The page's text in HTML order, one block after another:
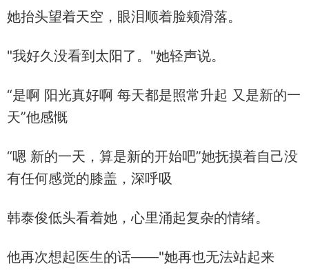
她抬头望着天空，眼泪顺着脸颊滑落。
"我好久没看到太阳了。"她轻声说。
“是啊 阳光真好啊 每天都是照常升起 又是新的一
天”他感慨
“嗯 新的一天，算是新的开始吧”她抚摸着自己没
有任何感觉的膝盖，深呼吸
韩泰俊低头看着她，心里涌起复杂的情绪。
他再次想起医生的话——"她再也无法站起来